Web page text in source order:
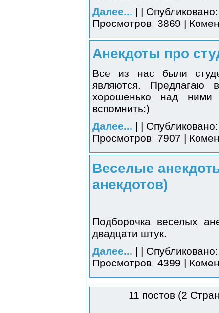
Далее... | |
Просмотров: 3869 |
Анекдоты про
Все из нас были
являются. Предлагаю
хорошенько над
вспомнить:)
Далее... | |
Просмотров: 7907 |
Веселые
анекдотов)
Подборочка веселых
двадцати штук.
Далее... | |
Просмотров: 4399 |
11 постов (2